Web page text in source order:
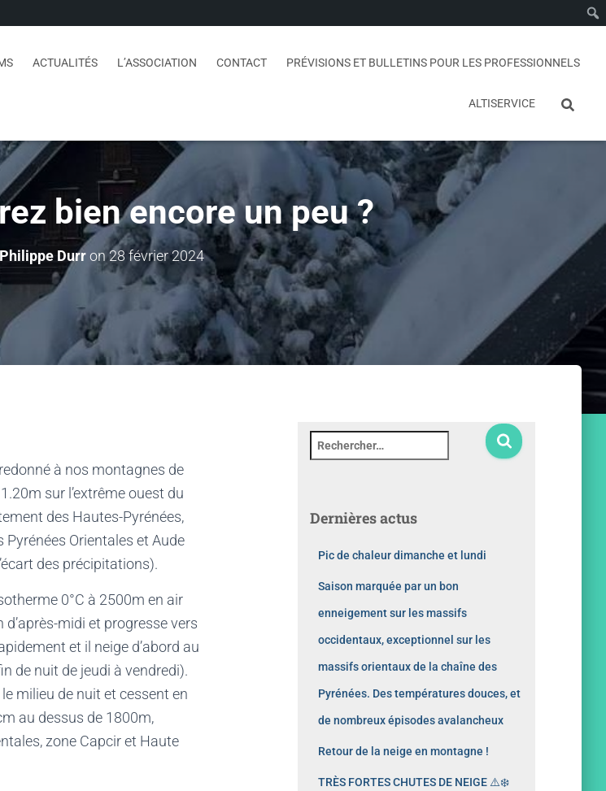
ACTUALITÉS L’ASSOCIATION CONTACT PRÉVISIONS ET BULLETINS POUR LES PROFESSIONNELS
ALTISERVICE
bien encore un peu ?
Philippe Durron28 février 2024
à nos montagnes de
sur l’extrême ouest du
des Hautes-Pyrénées,
Orientales et Aude
des précipitations).
0°C à 2500m en air
midi et progresse vers
et il neige d’abord au
de nuit de jeudi à vendredi).
milieu de nuit et cessent en
au dessus de 1800m,
zone Capcir et Haute
Dernières actus
Pic de chaleur dimanche et lundi
Saison marquée par un bon
enneigement sur les massifs
occidentaux, exceptionnel sur les
massifs orientaux de la chaîne des
Pyrénées. Des températures douces, et
de nombreux épisodes avalancheux
Retour de la neige en montagne !
TRÈS FORTES CHUTES DE NEIGE ⚠️❄️